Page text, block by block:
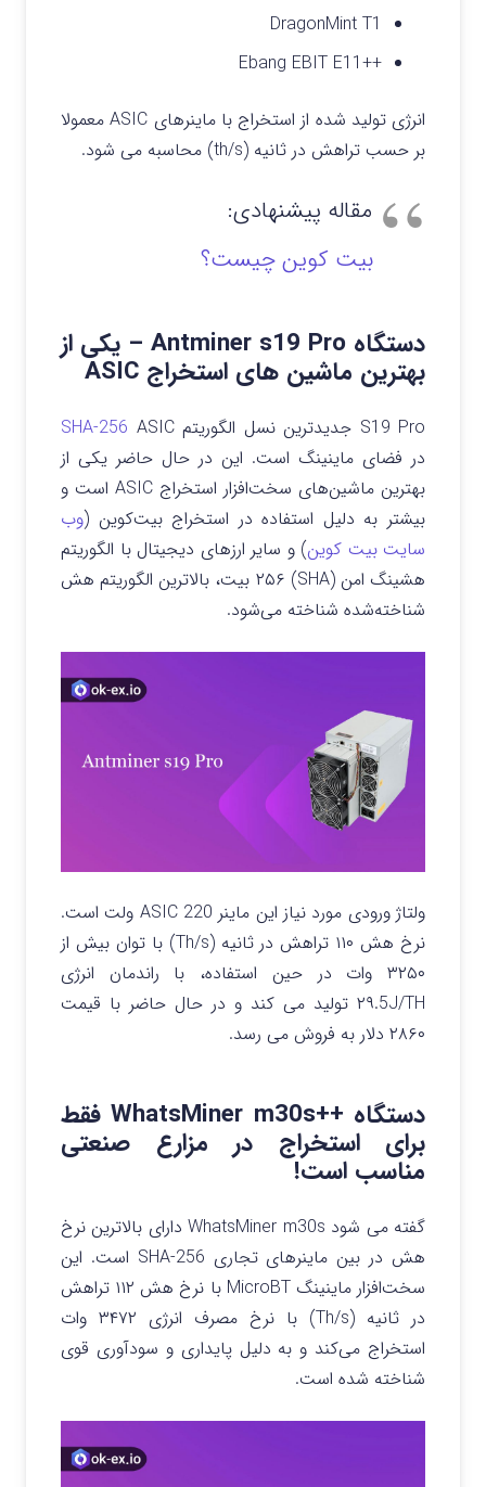
DragonMint T1
++Ebang EBIT E11
انرژی تولید شده از استخراج با ماینرهای ASIC معمولا
بر حسب تراهش در ثانیه (th/s) محاسبه می شود.
مقاله پیشنهادی:
بیت کوین چیست؟
دستگاه Antminer s19 Pro – یکی از
بهترین ماشین های استخراج ASIC
S19 Pro جدیدترین نسل الگوریتم SHA-256 ASIC
در فضای ماینینگ است. این در حال حاضر یکی از
بهترین ماشین‌های سخت‌افزار استخراج ASIC است و
بیشتر به دلیل استفاده در استخراج بیت‌کوین (وب
سایت بیت کوین) و سایر ارزهای دیجیتال با الگوریتم
هشینگ امن (SHA) ۲۵۶ بیت، بالاترین الگوریتم هش
شناخته‌شده شناخته می‌شود.
ولتاژ ورودی مورد نیاز این ماینر ASIC 220 ولت است.
نرخ هش ۱۱۰ تراهش در ثانیه (Th/s) با توان بیش از
۳۲۵۰ وات در حین استفاده، با راندمان انرژی
۲۹.5J/TH تولید می کند و در حال حاضر با قیمت
۲۸۶۰ دلار به فروش می رسد.
دستگاه ++WhatsMiner m30s فقط
برای استخراج در مزارع صنعتی
مناسب است!
گفته می شود WhatsMiner m30s دارای بالاترین نرخ
هش در بین ماینرهای تجاری SHA-256 است. این
سخت‌افزار ماینینگ MicroBT با نرخ هش ۱۱۲ تراهش
در ثانیه (Th/s) با نرخ مصرف انرژی ۳۴۷۲ وات
استخراج می‌کند و به دلیل پایداری و سودآوری قوی
شناخته شده است.